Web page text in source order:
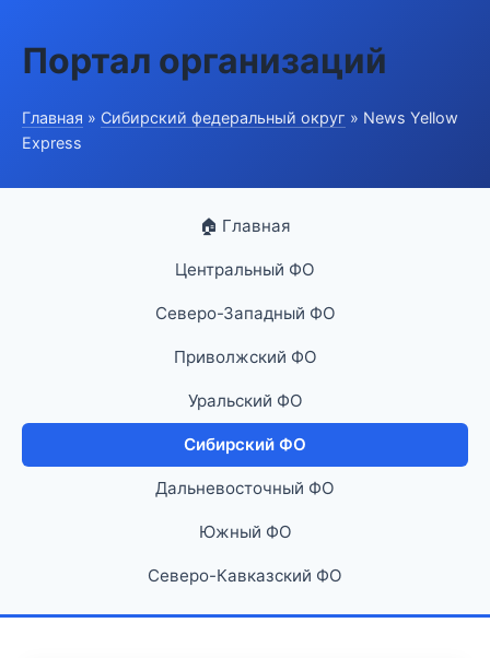
Портал организаций
Главная » Сибирский федеральный округ » News Yellow
Express
🏠 Главная
Центральный ФО
Северо-Западный ФО
Приволжский ФО
Уральский ФО
Сибирский ФО
Дальневосточный ФО
Южный ФО
Северо-Кавказский ФО